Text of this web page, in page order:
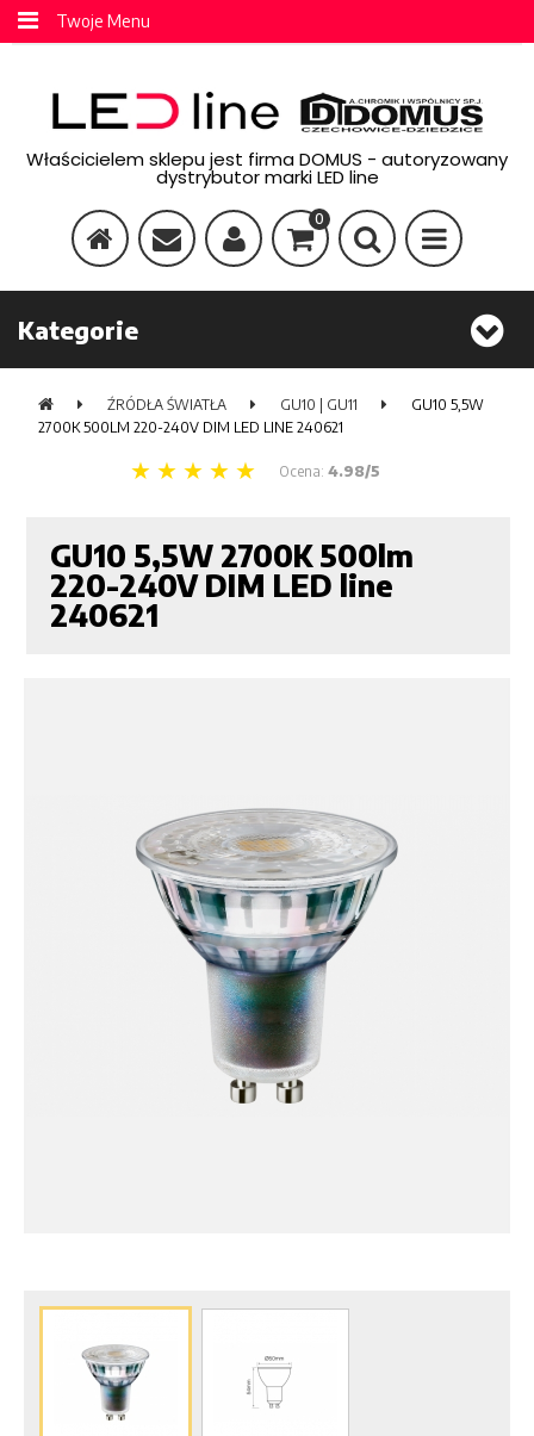
Twoje Menu
Właścicielem sklepu jest firma DOMUS - autoryzowany
dystrybutor marki LED line
0
Kategorie
ŹRÓDŁA ŚWIATŁA GU10 | GU11
GU10 5,5W
2700K 500LM 220-240V DIM LED LINE 240621
Ocena: 4.98/5
GU10 5,5W 2700K 500lm
220-240V DIM LED line
240621